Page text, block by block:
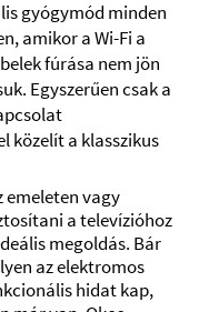
gyógymód minden
amikor a Wi-Fi a
fúrása nem jön
Egyszerűen csak a
közelít a klasszikus
emeleten vagy
a televízióhoz
megoldás. Bár
az elektromos
hidat kap,